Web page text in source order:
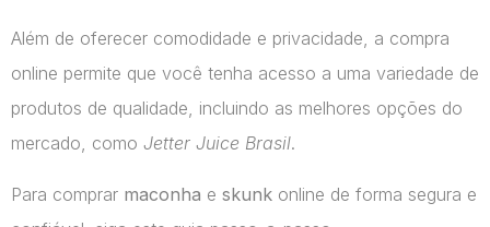
Além de oferecer comodidade e privacidade, a compra
online permite que você tenha acesso a uma variedade de
produtos de qualidade, incluindo as melhores opções do
mercado, como Jetter Juice Brasil.
Para comprar maconha e skunk online de forma segura e